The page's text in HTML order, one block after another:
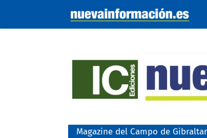
Magazine del Campo de Gibraltar